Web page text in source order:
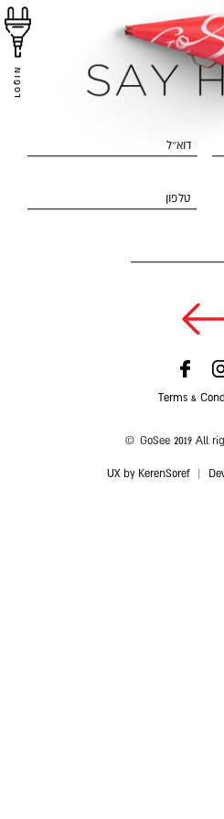
LOGIN
דוא״ל
טלפון
Terms &
© GoSee 2019 All
UX by KerenSoref